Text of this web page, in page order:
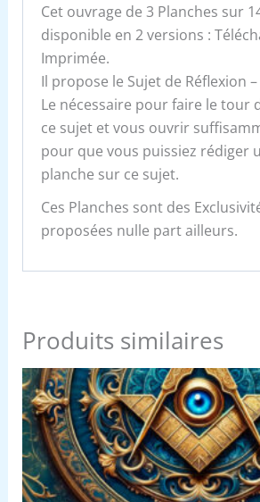
Cet ouvrage de 3 Planches sur
disponible en 2 versions :
Imprimée.
Il propose le Sujet de Réflexion
Le nécessaire pour faire le tour
ce sujet et vous ouvrir
pour que vous puissiez rédiger
planche sur ce sujet.
Ces Planches sont des
proposées nulle part ailleurs.
Produits similaires